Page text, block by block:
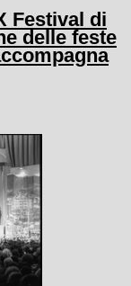
Festival di
delle feste